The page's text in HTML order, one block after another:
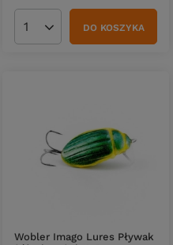
Ilość produktówDO KOSZYKA
Wobler Imago Lures Pływak